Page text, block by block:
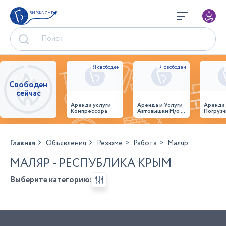
БИРЖА СНГ
Свободен
сейчас
Аренда услуги
Компрессора
Аренда и Услуги
Автовышки М/о г.
Домодедово
26,28,32 место
Главная Объявления Резюме Работа Маляр
МАЛЯР - РЕСПУБЛИКА КРЫМ
Выберите категорию: